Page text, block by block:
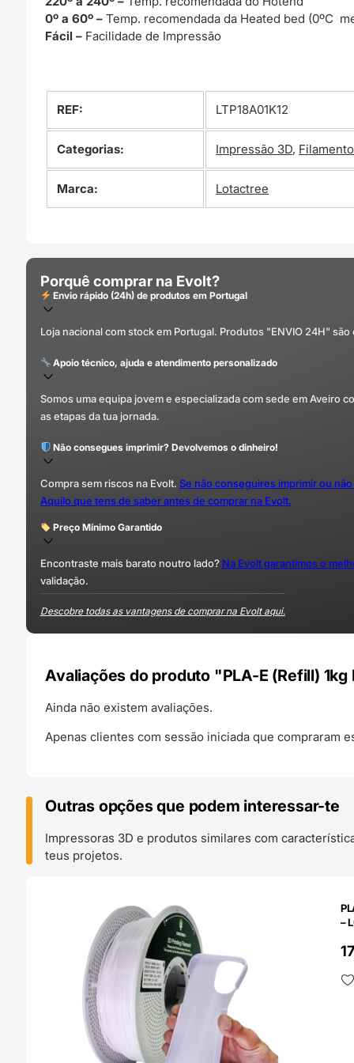
0º a 60º –Temp. recomendada da Heated bed (0ºC
Fácil – Facilidade de Impressão
REF: LTP18A01K12
Categorias: Impressão 3D,
Marca: Lotactree
Porquê comprar na Evolt?
Envio rápido (24h) de produtos em Portugal
Loja nacional com stock em Portugal. Produtos "ENVIO 24H"
Apoio técnico, ajuda e atendimento personalizado
Somos uma equipa jovem e especializada com sede em Aveiro
as etapas da tua jornada.
Não consegues imprimir? Devolvemos o dinheiro!
Compra sem riscos na Evolt. Se não conseguires imprimir ou
Aquilo que tens de saber antes de comprar na Evolt.
Preço Mínimo Garantido
Encontraste mais barato noutro lado? Na Evolt garantimos o
validação.
Descobre todas as vantagens de comprar na Evolt aqui.
Avaliações do produto "PLA-E (Refill) 1kg
Ainda não existem avaliações.
Apenas clientes com sessão iniciada que compraram
Outras opções que podem interessar-te
Impressoras 3D e produtos similares com
teus projetos.
–